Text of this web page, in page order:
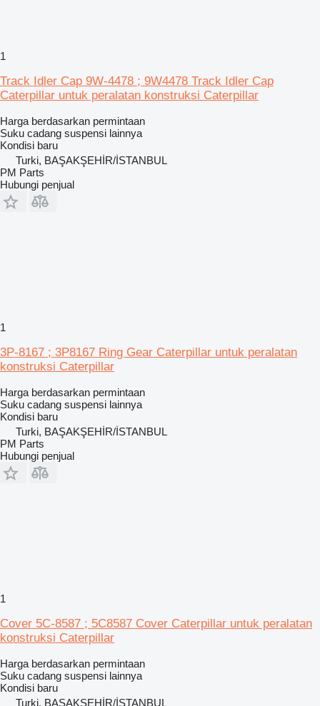
1
Track Idler Cap 9W-4478 ; 9W4478 Track Idler Cap
Caterpillar untuk peralatan konstruksi Caterpillar
Harga berdasarkan permintaan
Suku cadang suspensi lainnya
Kondisi baru
Turki, BAŞAKŞEHİR/İSTANBUL
PM Parts
Hubungi penjual
1
3P-8167 ; 3P8167 Ring Gear Caterpillar untuk peralatan
konstruksi Caterpillar
Harga berdasarkan permintaan
Suku cadang suspensi lainnya
Kondisi baru
Turki, BAŞAKŞEHİR/İSTANBUL
PM Parts
Hubungi penjual
1
Cover 5C-8587 ; 5C8587 Cover Caterpillar untuk peralatan
konstruksi Caterpillar
Harga berdasarkan permintaan
Suku cadang suspensi lainnya
Kondisi baru
Turki, BAŞAKŞEHİR/İSTANBUL